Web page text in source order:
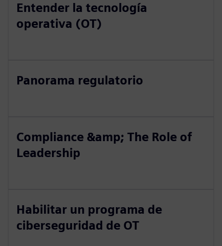
Entender la tecnología
operativa (OT)
Panorama regulatorio
Compliance &amp; The Role of
Leadership
Habilitar un programa de
ciberseguridad de OT